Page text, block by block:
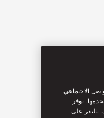
الاجتماعي
توفر
بالنقر على